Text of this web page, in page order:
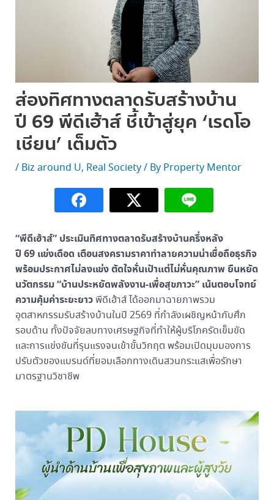
ส่องทิศทางตลาดรับสร้างบ้าน
ปี 69 พีดีเฮ้าส์ ชี้เข้าสู่ยุค ‘เรดโอ
เชียน’ เต็มตัว
/ Biz around U, Real Society/ By Property Mentor
“พีดีเฮ้าส์” ประเมินทิศทางตลาดรับสร้างบ้านครึ่งหลัง
ปี 69 แข่งเดือด เตือนสงครามราคาทำลายความน่าเชื่อถือธุรกิจ
พร้อมประกาศไม่ลงแข่ง ตัดใจหั่นเป้าแต่ไม่หั่นคุณภาพ ยืนหยัด
นวัตกรรม “บ้านประหยัดพลังงาน-เพื่อสุขภาวะ” เน้นตอบโจทย์
ความคุ้มค่าระยะยาวพีดีเฮ้าส์ ได้ออกมาฉายภาพรวม
อุตสาหกรรมรับสร้างบ้านในปี 2569 ที่กำลังเผชิญหน้ากับศึก
รอบด้าน ทั้งปัจจัยลบทางเศรษฐกิจที่ทำให้ผู้บริโภครัดเข็มขัด
และการแข่งขันที่รุนแรงจนเข้าขั้นวิกฤต พร้อมเปิดมุมมองการ
ปรับตัวของแบรนด์ที่ยอมเลือกทางเดินสวนกระแสเพื่อรักษา
มาตรฐานวิชาชีพ